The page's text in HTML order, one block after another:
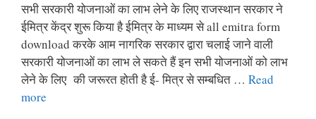
सभी सरकारी योजनाओं का लाभ लेने के लिए राजस्थान सरकार ने
ईमित्र केंद्र शुरू किया है ईमित्र के माध्यम से all emitra form
download करके आम नागरिक सरकार द्वारा चलाई जाने वाली
सरकारी योजनाओं का लाभ ले सकते हैं इन सभी योजनाओं को लाभ
लेने के लिए की जरूरत होती है ई- मित्र से सम्बधित … Read
more